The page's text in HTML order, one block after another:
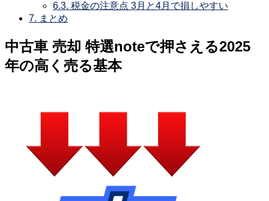
6.3. 税金の注意点 3月と4月で損しやすい
7. まとめ
中古車 売却 特選noteで押さえる2025
年の高く売る基本